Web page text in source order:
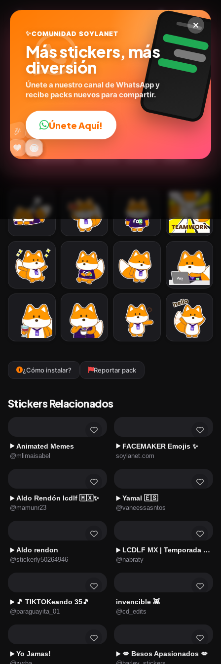
Maimai
Fox ESS ID:
12stickers Animados
Expresiones
¿Cómo instalar? Reportar pack
Stickers Relacionados
▶️ Animated Memes
@mlimaisabel
▶️ FACEMAKER Emojis ✨
soylanet.com
▶️ Aldo Rendón lcdlf 🇲🇽✨
@mamunr23
▶️ Yamal 🇪🇸
@vaneessasntos
▶️ Aldo rendon
@stickerly50264946
▶️ LCDLF MX | Temporada 4 💙
@nabraty
▶️ 🎵 TIKTOKeando 35🎵
@paraguayita_01
invencible 👾
@cd_edits
▶️ Yo Jamas! ▶️ 💋 Besos Apasionados 💋
😎
😂
🔥
💬
❤️ ✨
🤩
😜
🎉 👍
✨COMUNIDAD SOYLANET
Más stickers, más
diversión
Únete a nuestro canal de WhatsApp y
recibe packs nuevos para compartir.
Únete Aquí!